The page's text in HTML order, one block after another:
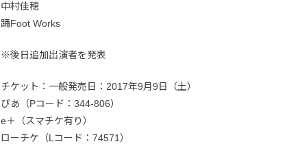
中村佳穂
踊Foot Works
※後日追加出演者を発表
チケット：一般発売日：2017年9月9日（土）
ぴあ（Pコード：344-806）
e＋（スマチケ有り）
ローチケ（Lコード：74571）